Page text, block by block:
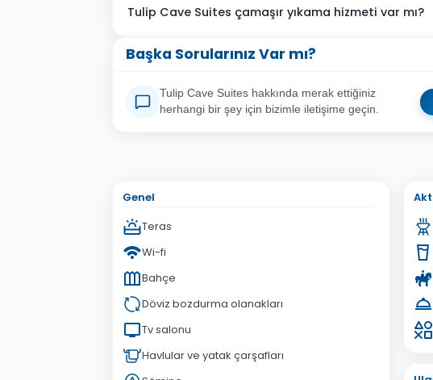
Tulip Cave Suites çamaşır yıkama hizmeti var mı?
Başka Sorularınız Var mı?
Tulip Cave Suites hakkında merak ettiğiniz
herhangi bir şey için bizimle iletişime geçin.
Sorunuz
Genel
Teras
Wi-fi
Bahçe
Döviz bozdurma olanakları
Tv salonu
Havlular ve yatak çarşafları